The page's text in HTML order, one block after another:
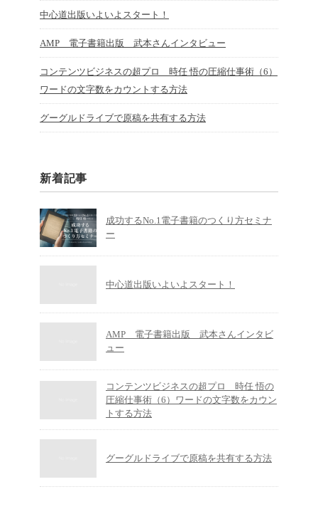
中心道出版いよいよスタート！
AMP 電子書籍出版 武本さんインタビュー
コンテンツビジネスの超プロ 時任 悟の圧縮仕事術（6）
ワードの文字数をカウントする方法
グーグルドライブで原稿を共有する方法
新着記事
成功するNo.1電子書籍のつくり方セミナ
ー
中心道出版いよいよスタート！
AMP 電子書籍出版 武本さんインタビ
ュー
コンテンツビジネスの超プロ 時任 悟の
圧縮仕事術（6）ワードの文字数をカウン
トする方法
グーグルドライブで原稿を共有する方法